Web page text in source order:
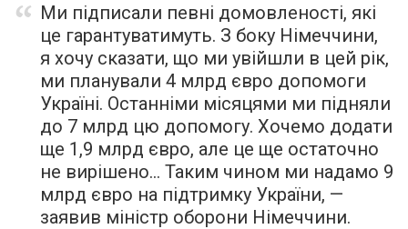
Ми підписали певні домовленості, які
це гарантуватимуть. З боку Німеччини,
я хочу сказати, що ми увійшли в цей рік,
ми планували 4 млрд євро допомоги
Україні. Останніми місяцями ми підняли
до 7 млрд цю допомогу. Хочемо додати
ще 1,9 млрд євро, але це ще остаточно
не вирішено… Таким чином ми надамо 9
млрд євро на підтримку України, —
заявив міністр оборони Німеччини.